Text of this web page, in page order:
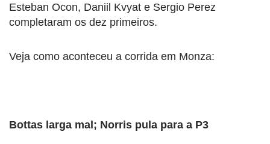
Esteban Ocon, Daniil Kvyat e Sergio Perez
completaram os dez primeiros.
Veja como aconteceu a corrida em Monza:
Bottas larga mal; Norris pula para a P3